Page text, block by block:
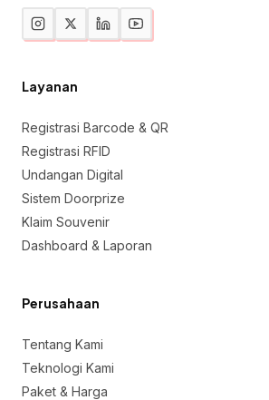
Layanan
Registrasi Barcode & QR
Registrasi RFID
Undangan Digital
Sistem Doorprize
Klaim Souvenir
Dashboard & Laporan
Perusahaan
Tentang Kami
Teknologi Kami
Paket & Harga